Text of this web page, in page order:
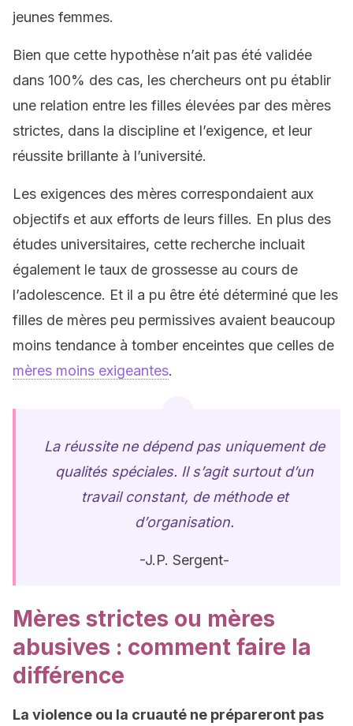
jeunes femmes.
Bien que cette hypothèse n’ait pas été validée
dans 100% des cas, les chercheurs ont pu établir
une relation entre les filles élevées par des mères
strictes, dans la discipline et l’exigence, et leur
réussite brillante à l’université.
Les exigences des mères correspondaient aux
objectifs et aux efforts de leurs filles. En plus des
études universitaires, cette recherche incluait
également le taux de grossesse au cours de
l’adolescence. Et il a pu être été déterminé que les
filles de mères peu permissives avaient beaucoup
moins tendance à tomber enceintes que celles de
mères moins exigeantes.
La réussite ne dépend pas uniquement de
qualités spéciales. Il s’agit surtout d’un
travail constant, de méthode et
d’organisation.
-J.P. Sergent-
Mères strictes ou mères
abusives : comment faire la
différence
La violence ou la cruauté ne prépareront pas